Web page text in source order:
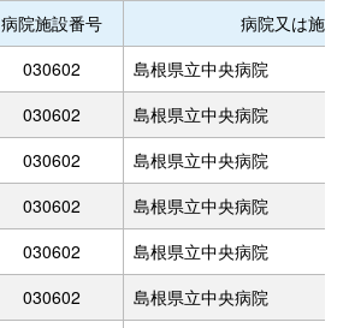
病院施設番号
病院又は施設
030602
島根県立中央病院
030602
島根県立中央病院
030602
島根県立中央病院
030602
島根県立中央病院
030602
島根県立中央病院
030602 島根県立中央病院